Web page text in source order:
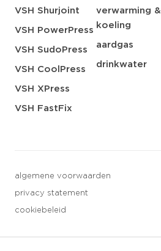
VSH Shurjoint
VSH PowerPress
VSH SudoPress
VSH CoolPress
VSH XPress
VSH FastFix
verwarming &
koeling
aardgas
drinkwater
algemene voorwaarden
privacy statement
cookiebeleid